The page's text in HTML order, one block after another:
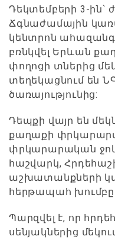
Դեկտեմբերի 3-ին՝
Ճգնաժամային
կենտրոն ահազանգ
բռնկվել Երևան
փողոցի տներից
տեղեկացնում են
ծառայությունից:
Դեպքի վայր են
քաղաքի
փրկարարական
հաշվարկ,
աշխատանքների
հերթապահ
Պարզվել է, որ
սենյակներից